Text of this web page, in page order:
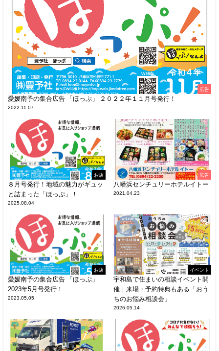
広告
愛媛南予の集合広告 「ほっぷ」 ２０２２年１１月号発行！
2022.11.07
お店
８月号発行！地域の魅力がギュッ
と詰まった「ほっぷ」！
2025.08.04
広告
八幡浜センチュリーホテルイトー
2021.04.23
お店
愛媛南予の集合広告 「ほっぷ」
2023年5月号発行！
2023.05.05
イベント
宇和島で住まいの相談イベント開
催｜来場・予約特典もある「おう
ちのお悩み相談会」
2026.05.14